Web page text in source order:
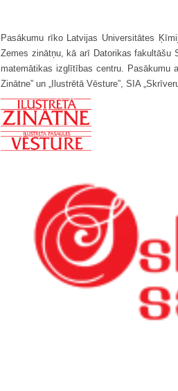
Pasākumu rīko Latvijas Universitātes
Zemes zinātņu, kā arī Datorikas fakultāšu
matemātikas izglītības centru. Pasākumu
Zinātne” un „Ilustrētā Vēsture”, SIA